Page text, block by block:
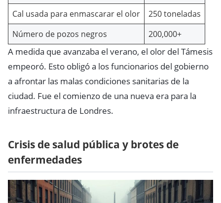
Cal usada para enmascarar el olor
250 toneladas
Número de pozos negros
200,000+
A medida que avanzaba el verano, el olor del Támesis
empeoró. Esto obligó a los funcionarios del gobierno
a afrontar las malas condiciones sanitarias de la
ciudad. Fue el comienzo de una nueva era para la
infraestructura de Londres.
Crisis de salud pública y brotes de
enfermedades